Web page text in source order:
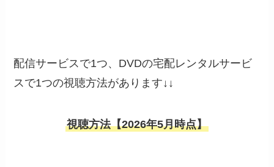
配信サービスで1つ、DVDの宅配レンタルサービ
スで1つの視聴方法があります↓↓
視聴方法【2026年5月時点】